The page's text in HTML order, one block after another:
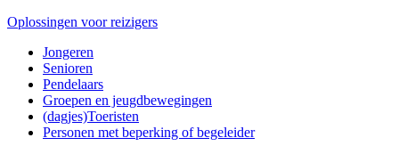
Oplossingen voor reizigers
Jongeren
Senioren
Pendelaars
Groepen en jeugdbewegingen
(dagjes)Toeristen
Personen met beperking of begeleider